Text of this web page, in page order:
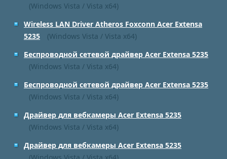
(Windows Vista / Vista x64)
Wireless LAN Driver Atheros Foxconn Acer Extensa
5235
(Windows Vista / Vista x64)
Беспроводной сетевой драйвер Acer Extensa 5235
(Windows Vista / Vista x64)
Беспроводной сетевой драйвер Acer Extensa 5235
(Windows Vista / Vista x64)
Драйвер для вебкамеры Acer Extensa 5235
(Windows Vista / Vista x64)
Драйвер для вебкамеры Acer Extensa 5235